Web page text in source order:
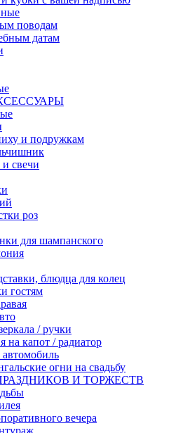
поводам
датам
и подружкам
свечи
роз
для шампанского
блюдца для колец
гостям
/ ручки
на капот / радиатор
огни на свадьбу
И ТОРЖЕСТВ
вечера